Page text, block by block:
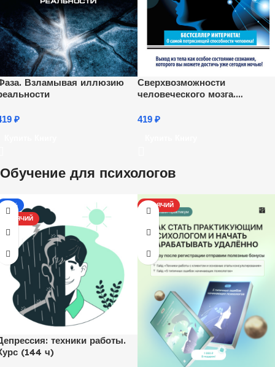
Взламывая иллюзию
₽
Сверхвозможности
человеческого мозга.
419 ₽
Обучение для психологов
-17%
ГОРЯЧИЙ
техники работы.
(144 ч)
ГОРЯЧИЙ